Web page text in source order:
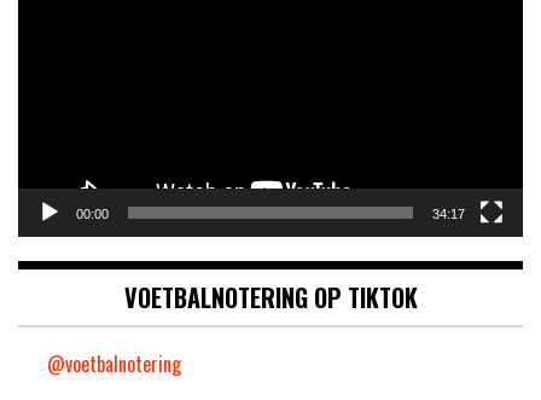
00:00 34:17
VOETBALNOTERING OP TIKTOK
@voetbalnotering